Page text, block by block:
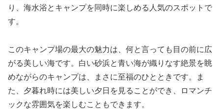
り、海水浴とキャンプを同時に楽しめる人気のスポットで
す。
このキャンプ場の最大の魅力は、何と言っても目の前に広
がる美しい海です。白い砂浜と青い海が織りなす絶景を眺
めながらのキャンプは、まさに至福のひとときです。ま
た、夕暮れ時には美しい夕日を見ることができ、ロマンチ
ックな雰囲気を楽しむこともできます。